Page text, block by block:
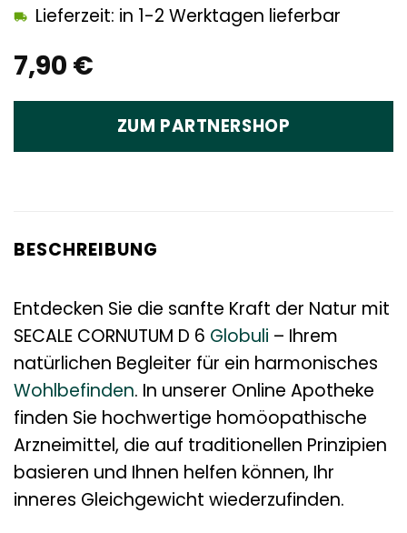
7,90 €
Lieferzeit: in 1-2 Werktagen lieferbar
ZUM PARTNERSHOP
BESCHREIBUNG
Entdecken Sie die sanfte Kraft der Natur mit
SECALE CORNUTUM D 6 Globuli – Ihrem
natürlichen Begleiter für ein harmonisches
Wohlbefinden. In unserer Online Apotheke
finden Sie hochwertige homöopathische
Arzneimittel, die auf traditionellen Prinzipien
basieren und Ihnen helfen können, Ihr
inneres Gleichgewicht wiederzufinden.